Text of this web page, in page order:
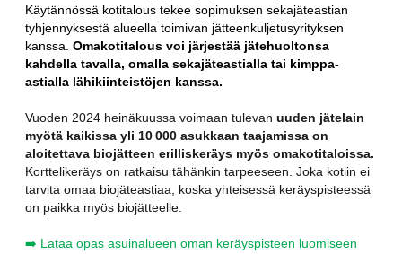
Käytännössä kotitalous tekee sopimuksen sekajäteastian
tyhjennyksestä alueella toimivan jätteenkuljetusyrityksen
kanssa. Omakotitalous voi järjestää jätehuoltonsa
kahdella tavalla, omalla sekajäteastialla tai kimppa-
astialla lähikiinteistöjen kanssa.
Vuoden 2024 heinäkuussa voimaan tulevan uuden jätelain
myötä kaikissa yli 10 000 asukkaan taajamissa on
aloitettava biojätteen erilliskeräys myös omakotitaloissa.
Korttelikeräys on ratkaisu tähänkin tarpeeseen. Joka kotiin ei
tarvita omaa biojäteastiaa, koska yhteisessä keräyspisteessä
on paikka myös biojätteelle.
➡️ Lataa opas asuinalueen oman keräyspisteen luomiseen